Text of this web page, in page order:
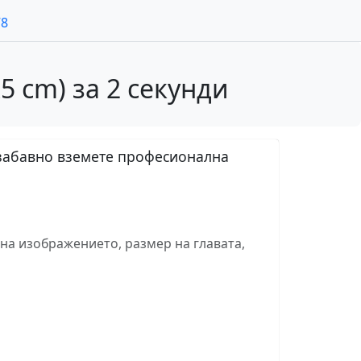
cm) за 2 секунди
вземете професионална
изображението, размер на главата,